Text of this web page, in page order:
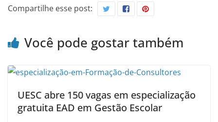
Compartilhe esse post:
Você pode gostar também
UESC abre 150 vagas em especialização
gratuita EAD em Gestão Escolar